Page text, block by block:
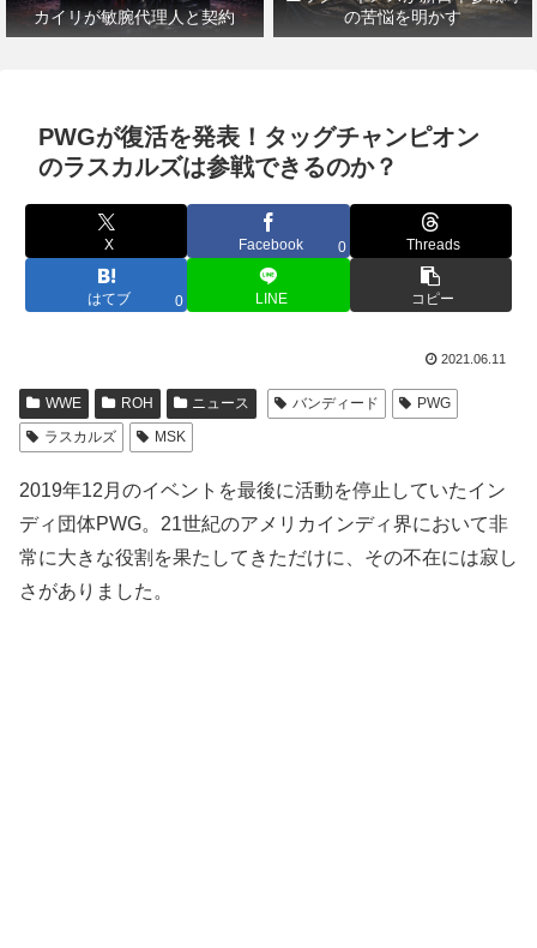
カイリが敏腕代理人と契約
の苦悩を明かす
PWGが復活を発表！タッグチャンピオン
のラスカルズは参戦できるのか？
X Facebook 0 Threads
はてブ 0 LINE コピー
2021.06.11
WWE ROH ニュース バンディード
PWG
ラスカルズ
MSK
2019年12月のイベントを最後に活動を停止していたイン
ディ団体PWG。21世紀のアメリカインディ界において非
常に大きな役割を果たしてきただけに、その不在には寂し
さがありました。